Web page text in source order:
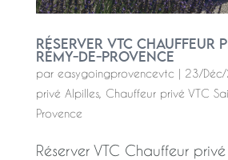
Réserver VTC Chauffeur
Rémy-De-Provence
par easygoingprovencevtc | 23/
privé Alpilles, Chauffeur privé VTC
Provence
Réserver VTC Chauffeur